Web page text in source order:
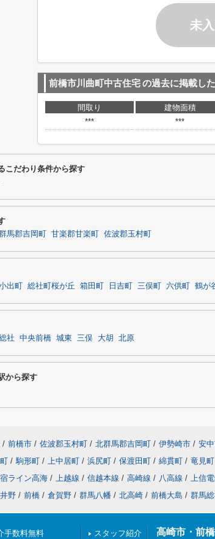
未
前橋市川曲町中古住宅の過去に掲載し
間取り 建物面積
***
***
こだわり条件から探す
馬郡吉岡町 甘楽郡甘楽町 佐波郡玉村町
出町 総社町桜が丘 箱田町 日吉町 三俣町 六供町 鶴が
社 中央前橋 城東 三俣 大胡 北原
から探す
/ 前橋市 / 佐波郡玉村町 / 北群馬郡吉岡町 / 伊勢崎市 / 安
/ 駒形町 / 上中居町 / 浜尻町 / 保渡田町 / 綿貫町 / 竜見町
ライン高海 / 上越線 / 信越本線 / 高崎線 / 八高線 / 上信
井野 / 前橋 / 倉賀野 / 群馬八幡 / 北高崎 / 前橋大島 / 群馬
手数料無料 スタッフ紹介 高崎市・前